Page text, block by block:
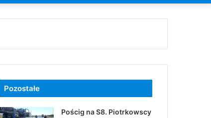
Pozostałe
Pościg na S8. Piotrkowscy